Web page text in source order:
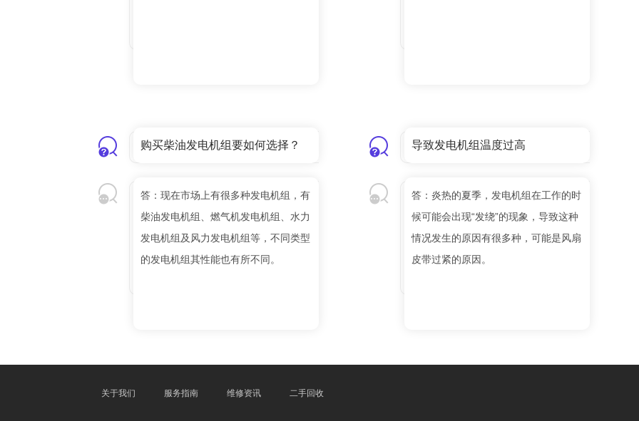
购买柴油发电机组要如何选择？
答：现在市场上有很多种发电机组，有
柴油发电机组、燃气机发电机组、水力
发电机组及风力发电机组等，不同类型
的发电机组其性能也有所不同。
导致发电机组温度过高
答：炎热的夏季，发电机组在工作的时
候可能会出现“发绕”的现象，导致这种
情况发生的原因有很多种，可能是风扇
皮带过紧的原因。
关于我们 服务指南 维修资讯 二手回收